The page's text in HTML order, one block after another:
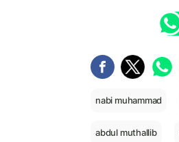
nabi muhammad
abdul muthallib